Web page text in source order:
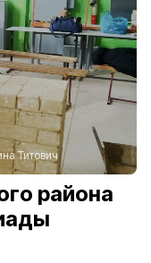
Титович
района